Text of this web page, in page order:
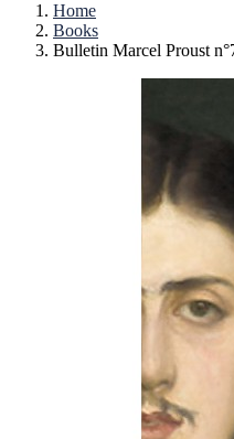
Home
Books
Bulletin Marcel Proust